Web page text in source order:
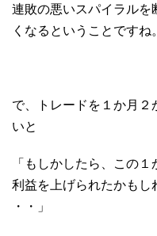
連敗の悪いスパイラルを
くなるということですね。
で、トレードを１か月２
いと
「もしかしたら、この
利益を上げられたかもし
・・」